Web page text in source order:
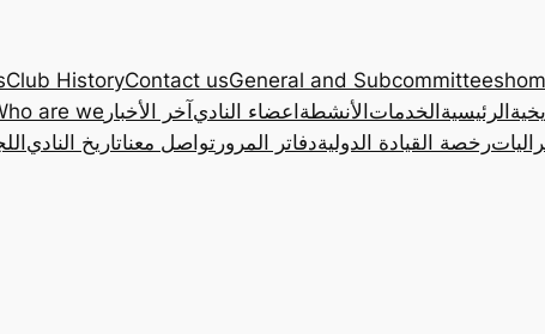
Club HistoryContact usGeneral and Subcommittees
are we آخر الأخبار اعضاء النادي الأنشطة الخدمات الرئيسية
تاريخ الناديتواصل معنا دفاتر المروررخصة القيادة الدولية